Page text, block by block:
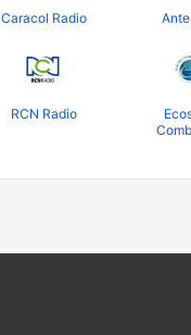
Caracol Radio
RCN Radio